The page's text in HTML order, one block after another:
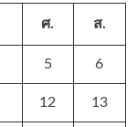
ศ. ส.
5 6
12 13